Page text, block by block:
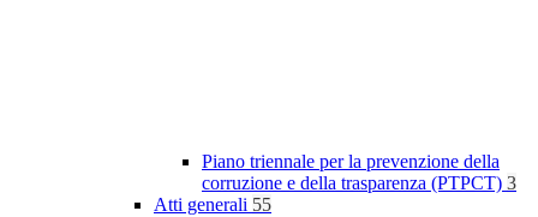
Piano triennale per la prevenzione della
corruzione e della trasparenza (PTPCT) 3
Atti generali 55